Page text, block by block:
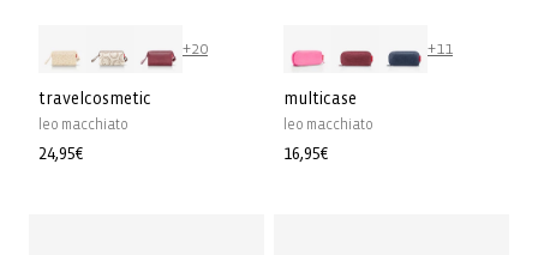
+20
travelcosmetic
leo macchiato
Prix
24,95€
+11
multicase
leo macchiato
Prix
16,95€